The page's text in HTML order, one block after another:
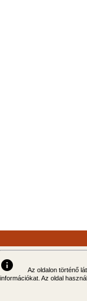
info
Az oldalon történő
információkat. Az oldal